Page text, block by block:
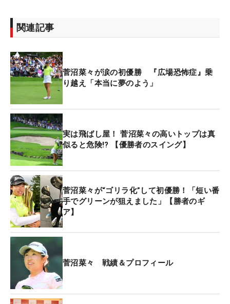
勝できてうれしいです」
思い悩んだ時期もあったが、「寝ると忘れられるん
です」と笑顔で“特技”を明かした。メンタルスポー
ツと言われるゴルフにおいて、気持ちの切り替えは
重要だ。それはプレー中はもちろんのこと、プレー
以外の日常でも。ネガティブな気持ちを引きずって
いると、それはプレーの結果に出てしまう。
この最終日もバーディが来ず、ピンチやミスに怒っ
てしまったり、フラストレーションが溜まるときも
あったという。そこは「アイドルなんで、笑顔でや
り過ごしました」と、菅沼は笑う。3年前からアイ
ドルグループの『乃木坂46』にハマっており、「私
はそんなに可愛くないけど、アイドルみたいなプロ
ゴルファーがいてもいいかな」と思って、研究して
なりきっているのだ。この独自のメンタル術によ
り、ピンチを乗り越えて初優勝をつかんだ。
今大会ではキャディに「ゴリラじゃん」と言われる
関連記事
菅沼菜々が涙の初優勝 『広場恐怖症』乗
り越え「本当に夢のよう」
実は飛ばし屋！ 菅沼菜々の高いトップは真
似ると危険!? 【優勝者のスイング】
菅沼菜々が“ゴリラ化”して初優勝！「短い番
手でグリーンが狙えました」【勝者のギ
ア】
菅沼菜々 戦績＆プロフィール